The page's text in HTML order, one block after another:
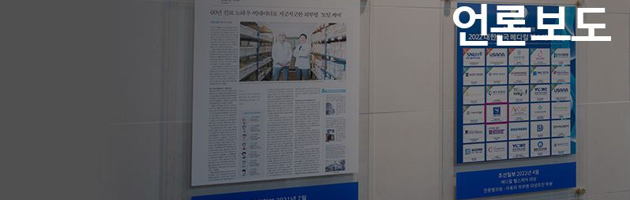
언론보도